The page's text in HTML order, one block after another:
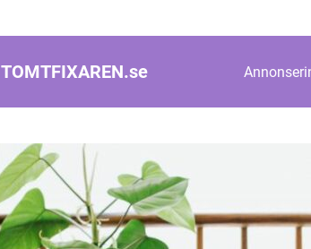
TOMTFIXAREN.se